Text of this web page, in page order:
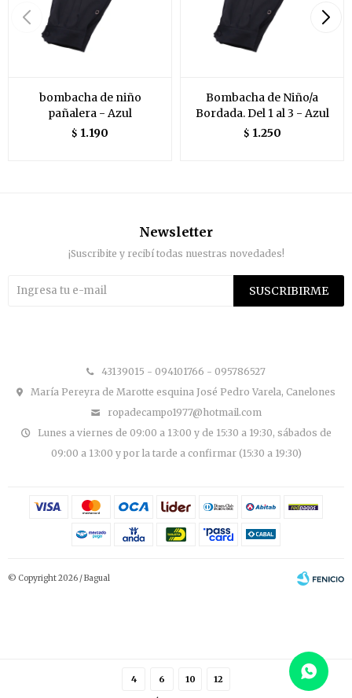
4 6 10 12
bombacha de niño
pañalera - Azul
$ 1.190
Bombacha de Niño/a
Bordada. Del 1 al 3 - Azul
$ 1.250
43139015 - 094101766 - 095786527
María Pereyra de Marotte esquina José Pedro Varela, Canelones
ropadecampo1977@hotmail.com
Lunes a viernes de 09:00 a 13:00 y de 15:30 a 19:30, sábados de
09:00 a 13:00 y por la tarde a confirmar (15:30 a 19:30)
Newsletter
¡Suscribite y recibí todas nuestras novedades!
SUSCRIBIRME
© Copyright 2026 / Bagual
Fenicio